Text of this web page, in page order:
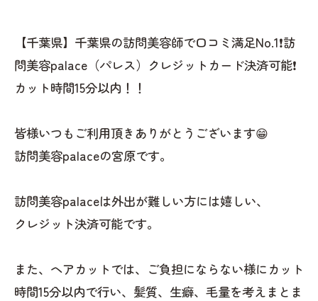
【千葉県】千葉県の訪問美容師で口コミ満足No.1❗️訪
問美容palace（パレス）クレジットカード決済可能❗️
カット時間15分以内！！
皆様いつもご利用頂きありがとうございます😁
訪問美容palaceの宮原です。
訪問美容palaceは外出が難しい方には嬉しい、
クレジット決済可能です。
また、ヘアカットでは、ご負担にならない様にカット
時間15分以内で行い、髪質、生癖、毛量を考えまとま